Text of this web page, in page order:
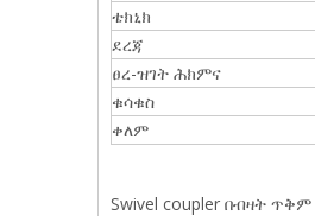
ቴክኒክ
ደረጃ
ፀረ-ዝገት ሕክምና
ቁሳቁስ
ቀለም
Swivel coupler በብዛት